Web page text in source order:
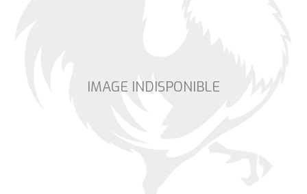
IMAGE INDISPONIBLE